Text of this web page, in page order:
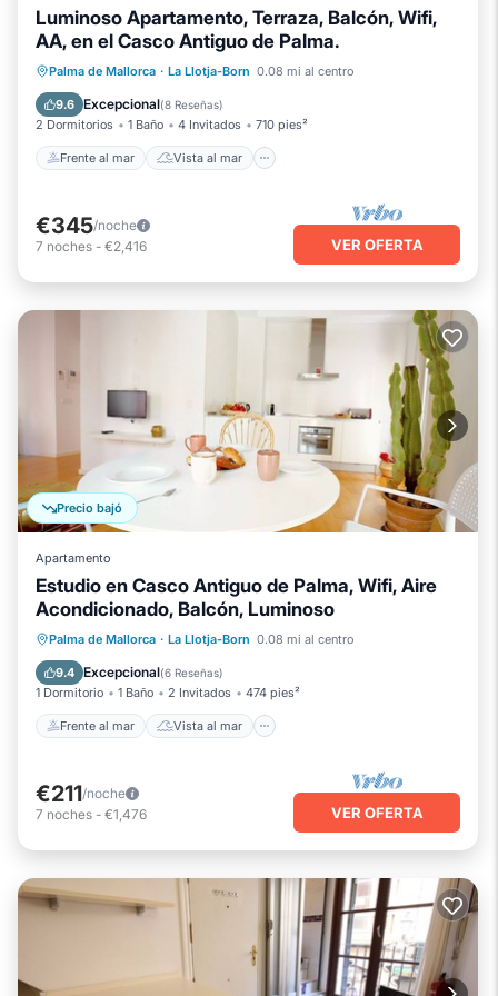
Luminoso Apartamento, Terraza, Balcón, Wifi,
AA, en el Casco Antiguo de Palma.
Palma de Mallorca · La Llotja-Born 0.08 mi al centro
9.6 Excepcional(8 Reseñas)
2 Dormitorios 1 Baño 4 Invitados 710 pies²
Frente al mar Vista al mar
Frente al mar
Vista al mar
Balcón/Terraza
€345/noche
7 noches - €2,416 VER OFERTA
Precio bajó
Apartamento
Estudio en Casco Antiguo de Palma, Wifi, Aire
Acondicionado, Balcón, Luminoso
Palma de Mallorca · La Llotja-Born 0.08 mi al centro
9.4 Excepcional(6 Reseñas)
1 Dormitorio 1 Baño 2 Invitados 474 pies²
Frente al mar Vista al mar
Frente al mar
Vista al mar
Balcón/Terraza
€211/noche
7 noches - €1,476 VER OFERTA